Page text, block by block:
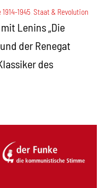
1945 ,Staat & Revolution
mit Lenins „Die
der Renegat
des